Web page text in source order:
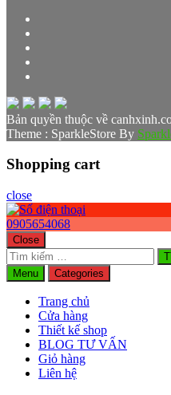
Bản quyền thuộc về
Theme : SparkleStore By
Shopping cart
close
0905654068
Close
Tìm
kiếm
cho:
Menu Categories
Trang chủ
Cửa hàng
Thiết kế shop
BLOG TƯ VẤN
Giỏ hàng
Liên hệ